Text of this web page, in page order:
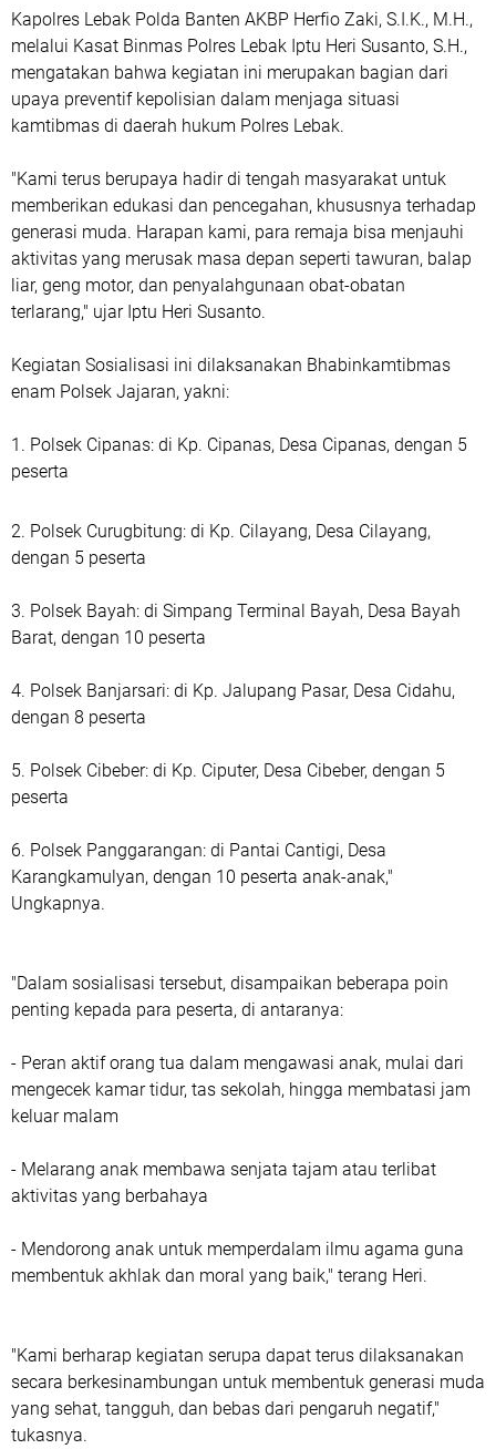
Kapolres Lebak Polda Banten AKBP Herfio Zaki, S.I.K., M.H.,
melalui Kasat Binmas Polres Lebak Iptu Heri Susanto, S.H.,
mengatakan bahwa kegiatan ini merupakan bagian dari
upaya preventif kepolisian dalam menjaga situasi
kamtibmas di daerah hukum Polres Lebak.
"Kami terus berupaya hadir di tengah masyarakat untuk
memberikan edukasi dan pencegahan, khususnya terhadap
generasi muda. Harapan kami, para remaja bisa menjauhi
aktivitas yang merusak masa depan seperti tawuran, balap
liar, geng motor, dan penyalahgunaan obat-obatan
terlarang," ujar Iptu Heri Susanto.
Kegiatan Sosialisasi ini dilaksanakan Bhabinkamtibmas
enam Polsek Jajaran, yakni:
1. Polsek Cipanas: di Kp. Cipanas, Desa Cipanas, dengan 5
peserta
2. Polsek Curugbitung: di Kp. Cilayang, Desa Cilayang,
dengan 5 peserta
3. Polsek Bayah: di Simpang Terminal Bayah, Desa Bayah
Barat, dengan 10 peserta
4. Polsek Banjarsari: di Kp. Jalupang Pasar, Desa Cidahu,
dengan 8 peserta
5. Polsek Cibeber: di Kp. Ciputer, Desa Cibeber, dengan 5
peserta
6. Polsek Panggarangan: di Pantai Cantigi, Desa
Karangkamulyan, dengan 10 peserta anak-anak,"
Ungkapnya.
"Dalam sosialisasi tersebut, disampaikan beberapa poin
penting kepada para peserta, di antaranya:
- Peran aktif orang tua dalam mengawasi anak, mulai dari
mengecek kamar tidur, tas sekolah, hingga membatasi jam
keluar malam
- Melarang anak membawa senjata tajam atau terlibat
aktivitas yang berbahaya
- Mendorong anak untuk memperdalam ilmu agama guna
membentuk akhlak dan moral yang baik," terang Heri.
"Kami berharap kegiatan serupa dapat terus dilaksanakan
secara berkesinambungan untuk membentuk generasi muda
yang sehat, tangguh, dan bebas dari pengaruh negatif,"
tukasnya.